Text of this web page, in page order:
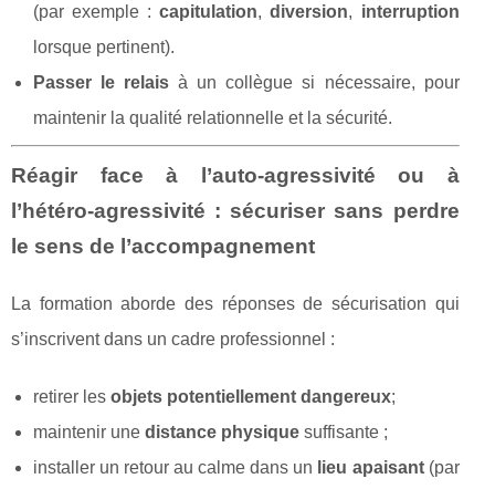
(par exemple :capitulation,diversion, interruption
lorsque pertinent).
Passer le relais à un collègue si nécessaire, pour
maintenir la qualité relationnelle et la sécurité.
Réagir face à l’auto-agressivité ou à
l’hétéro-agressivité : sécuriser sans perdre
le sens de l’accompagnement
La formation aborde des réponses de sécurisation qui
s’inscrivent dans un cadre professionnel :
retirer les objets potentiellement dangereux;
maintenir une distance physique suffisante ;
installer un retour au calme dans un lieu apaisant(par